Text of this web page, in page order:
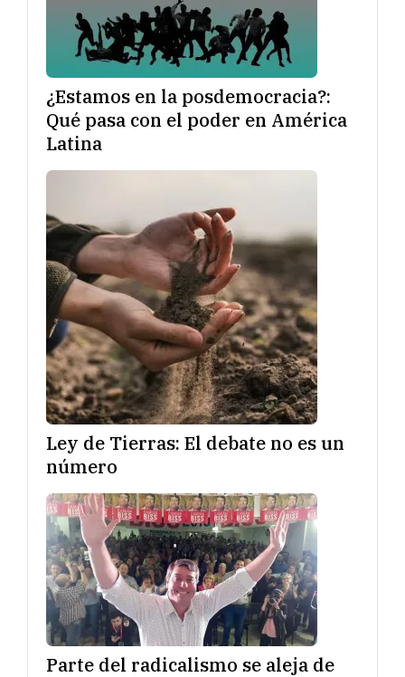
¿Estamos en la posdemocracia?:
Qué pasa con el poder en América
Latina
Ley de Tierras: El debate no es un
número
Parte del radicalismo se aleja de